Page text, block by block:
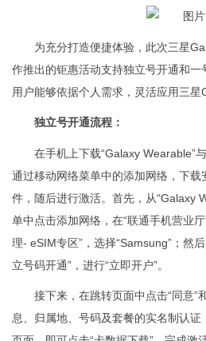
为充分打造便捷体验，此次三星
作推出的钜惠活动支持独立号开通和
用户能够依据个人需求，灵活应用三星
独立号开通流程：
在手机上下载“Galaxy Wearable”
通过移动网络菜单中的添加网络，下载
件，随后进行激活。首先，从“Galaxy
单中点击添加网络，在“联通手机营业
理- eSIM专区”，选择“Samsung”；然
立号码开通”，进行“立即开户”。
接下来，在跳转页面中点击“同意”
息、归属地、号码及套餐的实名制认证